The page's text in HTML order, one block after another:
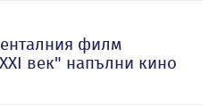
филм
век" напълни кино